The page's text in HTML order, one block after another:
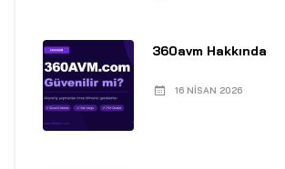
360avm Hakkında
16 NISAN 2026